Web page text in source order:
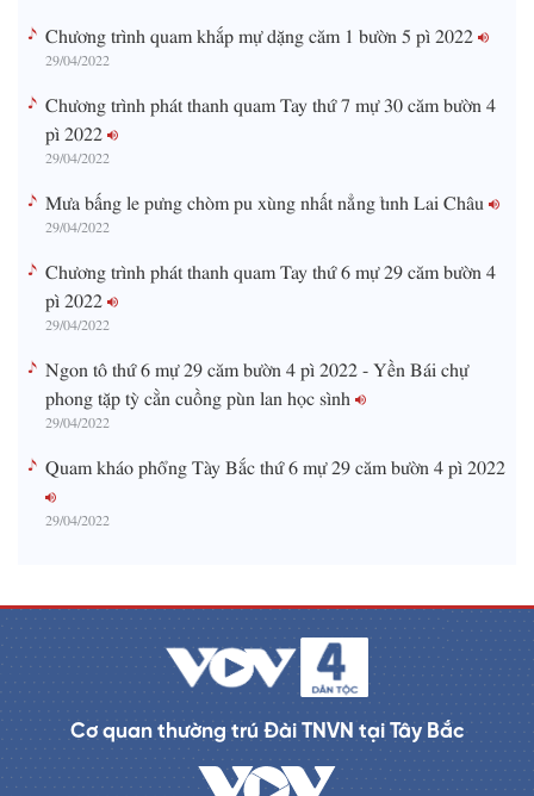
Chương trình quam khắp mự dặng căm 1 bườn 5 pì 2022
29/04/2022
Chương trình phát thanh quam Tay thứ 7 mự 30 căm bườn 4
pì 2022
29/04/2022
Mưa bấng le pưng chòm pu xùng nhất nẳng tỉnh Lai Châu
29/04/2022
Chương trình phát thanh quam Tay thứ 6 mự 29 căm bườn 4
pì 2022
29/04/2022
Ngon tô thứ 6 mự 29 căm bườn 4 pì 2022 - Yền Bái chự
phong tặp tỳ cằn cuồng pùn lan học sình
29/04/2022
Quam kháo phổng Tày Bắc thứ 6 mự 29 căm bườn 4 pì 2022
29/04/2022
Cơ quan thường trú Đài TNVN tại Tây Bắc